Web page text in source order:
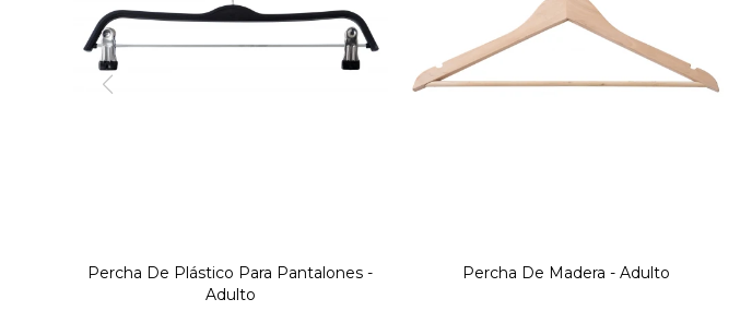
Percha De Plástico Para Pantalones -
Adulto
Percha De Madera - Adulto